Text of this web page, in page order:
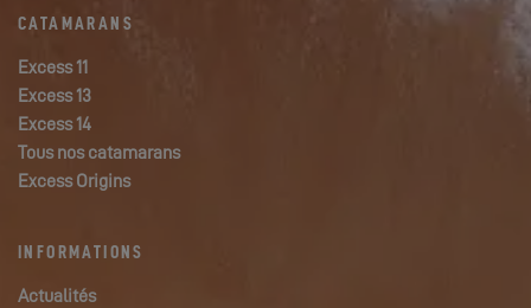
CATAMARANS
Excess 11
Excess 13
Excess 14
Tous nos catamarans
Excess Origins
INFORMATIONS
Actualités